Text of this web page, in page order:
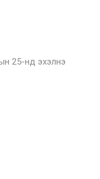
25-нд эхэлнэ